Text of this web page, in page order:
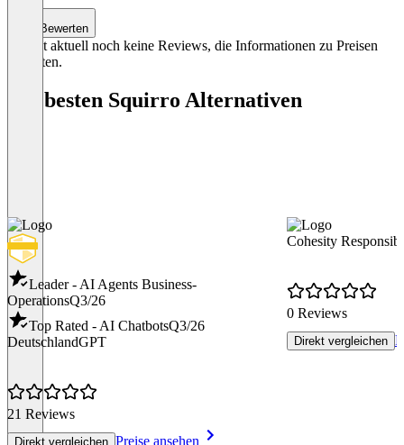
Bewerten
Es gibt aktuell noch keine Reviews, die Informationen zu Preisen
enthalten.
Die besten Squirro Alternativen
Leader - AI Agents Business-
OperationsQ3/26
Top Rated - AI ChatbotsQ3/26
DeutschlandGPT
21 Reviews
Direkt vergleichen Preise ansehen
Cohesity
0 Reviews
Direkt vergleichen